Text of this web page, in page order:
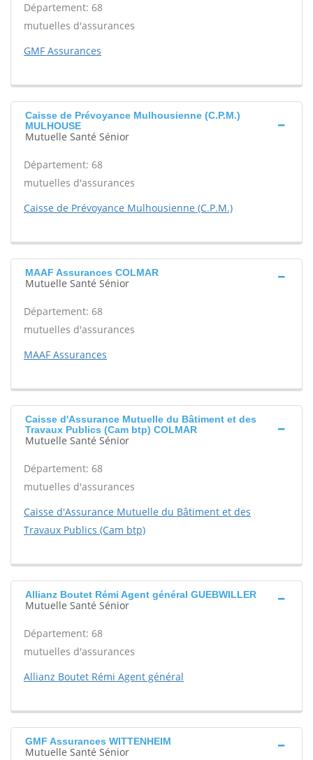
Département: 68
mutuelles d'assurances
GMF Assurances
Caisse de Prévoyance Mulhousienne (C.P.M.)
MULHOUSE
Mutuelle Santé Sénior
Département: 68
mutuelles d'assurances
Caisse de Prévoyance Mulhousienne (C.P.M.)
MAAF Assurances COLMAR
Mutuelle Santé Sénior
Département: 68
mutuelles d'assurances
MAAF Assurances
Caisse d'Assurance Mutuelle du Bâtiment et des
Travaux Publics (Cam btp) COLMAR
Mutuelle Santé Sénior
Département: 68
mutuelles d'assurances
Caisse d'Assurance Mutuelle du Bâtiment et des
Travaux Publics (Cam btp)
Allianz Boutet Rémi Agent général GUEBWILLER
Mutuelle Santé Sénior
Département: 68
mutuelles d'assurances
Allianz Boutet Rémi Agent général
GMF Assurances WITTENHEIM
Mutuelle Santé Sénior